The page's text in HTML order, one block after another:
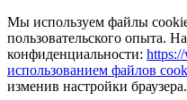
Мы используем файлы cookie
пользовательского опыта.
конфиденциальности:
использованием файлов
изменив настройки